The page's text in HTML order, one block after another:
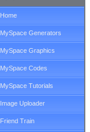
Home
MySpace Generators
MySpace Graphics
MySpace Codes
MySpace Tutorials
Image Uploader
Friend Train